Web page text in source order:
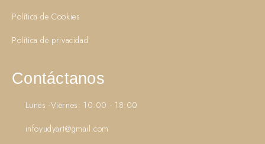
Política de Cookies
Política de privacidad
Contáctanos
Lunes -Viernes: 10:00 - 18:00
infoyudyart@gmail.com